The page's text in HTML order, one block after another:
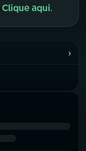
Clique aqui.
›